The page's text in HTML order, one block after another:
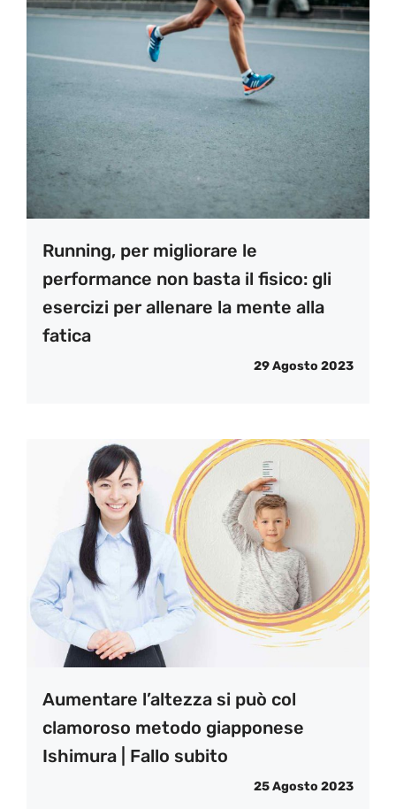
Running, per migliorare le
performance non basta il fisico: gli
esercizi per allenare la mente alla
fatica
29 Agosto 2023
Aumentare l’altezza si può col
clamoroso metodo giapponese
Ishimura | Fallo subito
25 Agosto 2023